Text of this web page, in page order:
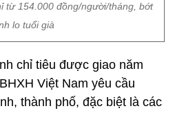
từ 154.000 đồng/người/tháng, bớt
lo tuổi già
chỉ tiêu được giao năm
Việt Nam yêu cầu
thành phố, đặc biệt là các